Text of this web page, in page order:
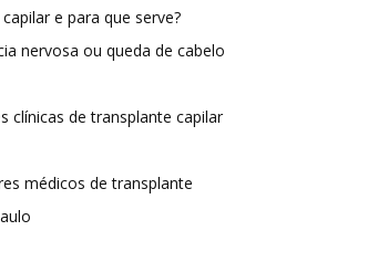
e para que serve?
nervosa ou queda de cabelo
clínicas de transplante capilar
médicos de transplante